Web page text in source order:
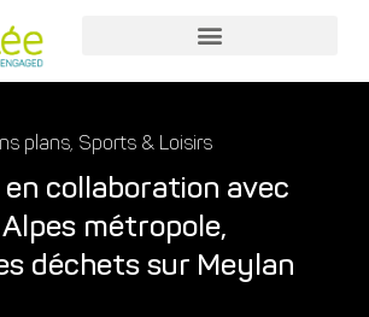
plans, Sports & Loisirs
en collaboration avec
métropole,
déchets sur Meylan